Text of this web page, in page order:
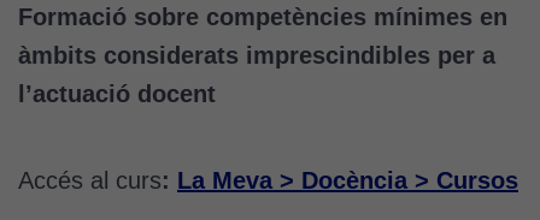
Formació sobre competències mínimes en
àmbits considerats imprescindibles per a
l’actuació docent
Accés al curs: La Meva > Docència > Cursos